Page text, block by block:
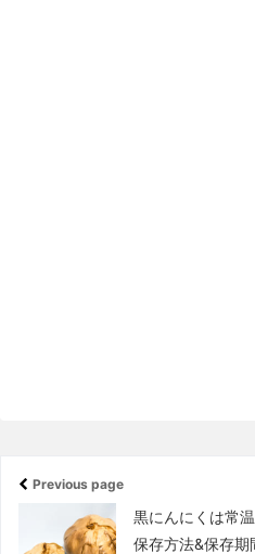
Previous page
黒にんにくは常
保存方法&保存期